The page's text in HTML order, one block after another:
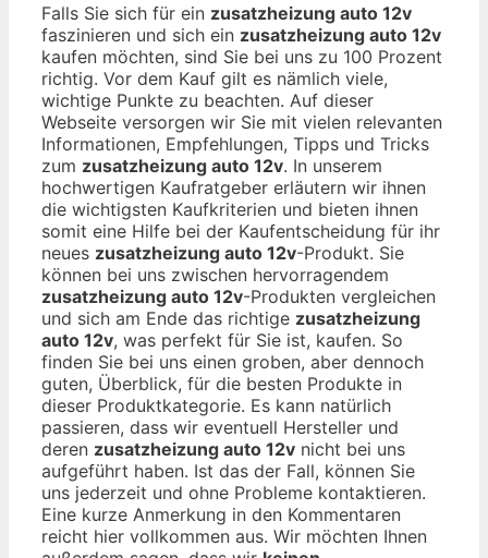
Falls Sie sich für ein zusatzheizung auto 12v
faszinieren und sich ein zusatzheizung auto 12v
kaufen möchten, sind Sie bei uns zu 100 Prozent
richtig. Vor dem Kauf gilt es nämlich viele,
wichtige Punkte zu beachten. Auf dieser
Webseite versorgen wir Sie mit vielen relevanten
Informationen, Empfehlungen, Tipps und Tricks
zum zusatzheizung auto 12v. In unserem
hochwertigen Kaufratgeber erläutern wir ihnen
die wichtigsten Kaufkriterien und bieten ihnen
somit eine Hilfe bei der Kaufentscheidung für ihr
neues zusatzheizung auto 12v-Produkt. Sie
können bei uns zwischen hervorragendem
zusatzheizung auto 12v-Produkten vergleichen
und sich am Ende das richtige zusatzheizung
auto 12v, was perfekt für Sie ist, kaufen. So
finden Sie bei uns einen groben, aber dennoch
guten, Überblick, für die besten Produkte in
dieser Produktkategorie. Es kann natürlich
passieren, dass wir eventuell Hersteller und
deren zusatzheizung auto 12v nicht bei uns
aufgeführt haben. Ist das der Fall, können Sie
uns jederzeit und ohne Probleme kontaktieren.
Eine kurze Anmerkung in den Kommentaren
reicht hier vollkommen aus. Wir möchten Ihnen